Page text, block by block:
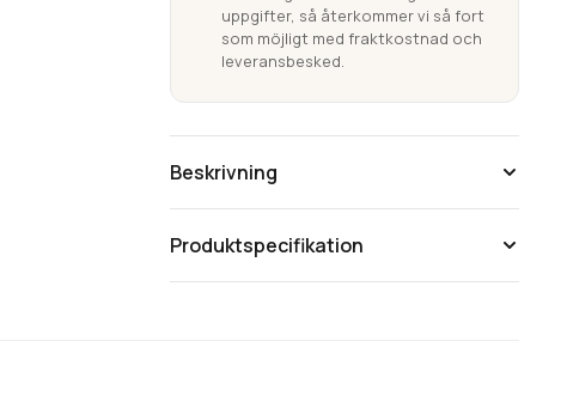
uppgifter, så återkommer vi så fort
som möjligt med fraktkostnad och
leveransbesked.
Beskrivning
Produktspecifikation